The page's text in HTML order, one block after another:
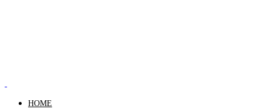
HOME